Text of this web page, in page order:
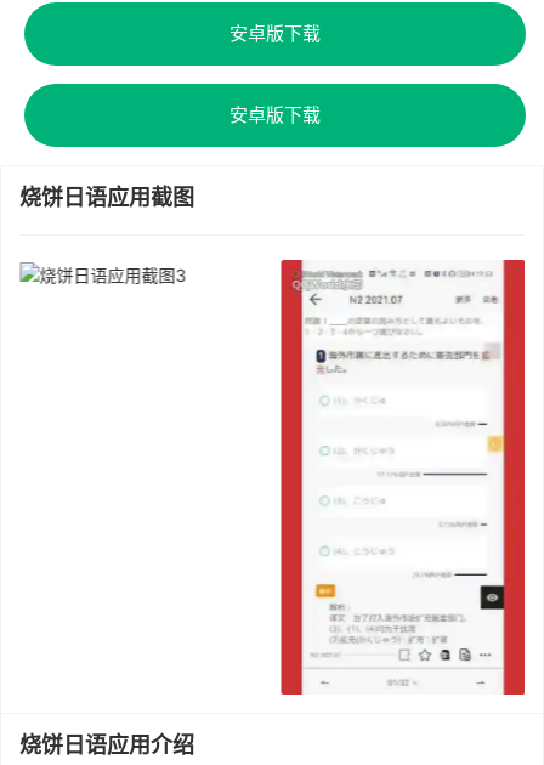
安卓版下载
安卓版下载
烧饼日语应用截图
烧饼日语应用介绍